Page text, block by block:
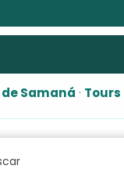
Samaná ·